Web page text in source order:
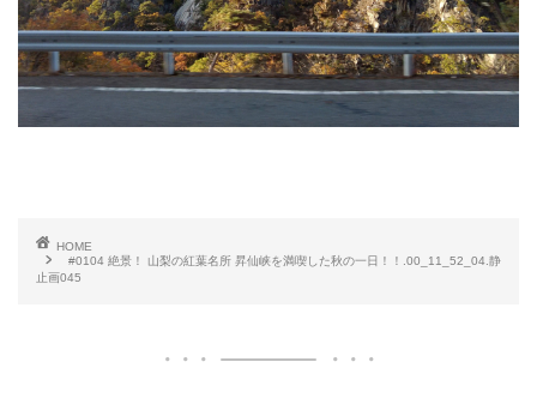
HOME
#0104 絶景！ 山梨の紅葉名所 昇仙峡を満喫した秋の一日！！.00_11_52_04.静
止画045